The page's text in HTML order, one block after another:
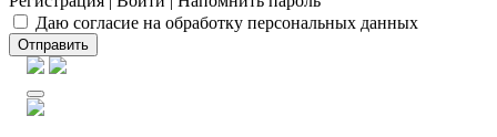
Даю согласие на обработку персональных данных
Отправить